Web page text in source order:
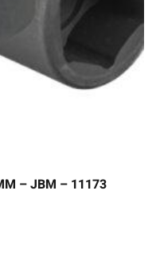
– JBM – 11173